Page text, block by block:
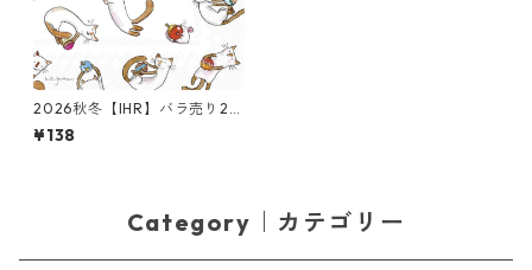
2026秋冬【IHR】バラ売り2枚
ランチサイズ ペーパーナプキ
ン PLAYING CATS ホワイト A
¥138
Category｜カテゴリー